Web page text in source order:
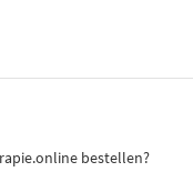
bestellen?